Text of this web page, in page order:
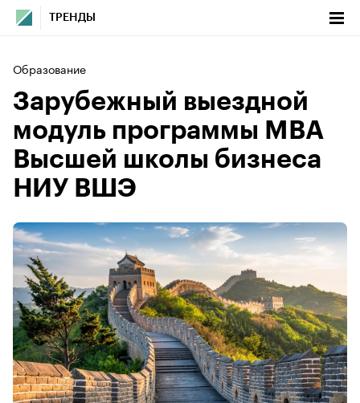
ТРЕНДЫ
Образование
Зарубежный выездной
модуль программы MBA
Высшей школы бизнеса
НИУ ВШЭ